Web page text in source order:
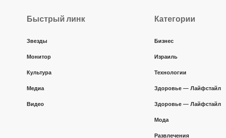
Быстрый линк
Звезды
Монитор
Культура
Медиа
Видео
Категории
Бизнес
Израиль
Технологии
Здоровье — Лайфстайл
Здоровье — Лайфстайл
Мода
Развлечения